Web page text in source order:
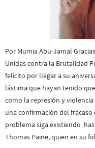
Por Mumia Abu-Jamal
Unidas contra la Brutalidad
felicito por llegar a su
lástima que hayan tenido
como la represión y
una confirmación del
problema siga existiendo
Thomas Paine, quien en su